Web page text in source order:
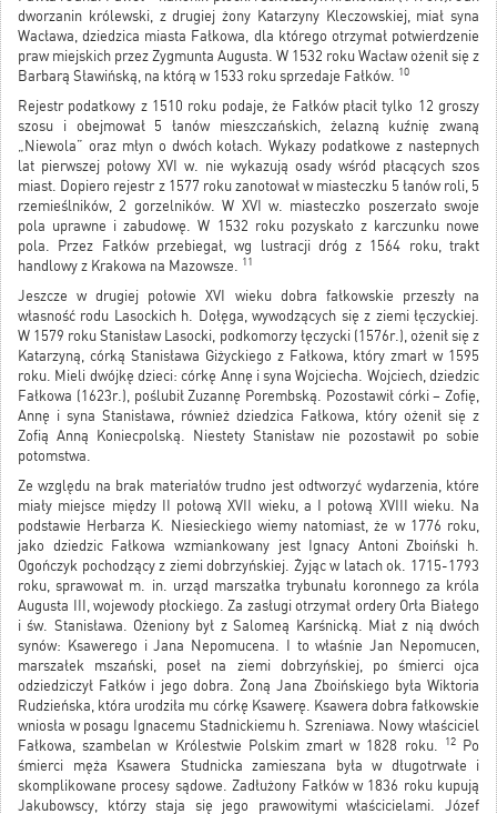
dworzanin królewski, z drugiej żony Katarzyny Kleczowskiej, miał syna
Wacława, dziedzica miasta Fałkowa, dla którego otrzymał potwierdzenie
praw miejskich przez Zygmunta Augusta. W 1532 roku Wacław ożenił się z
Barbarą Sławińską, na którą w 1533 roku sprzedaje Fałków. 10
Rejestr podatkowy z 1510 roku podaje, że Fałków płacił tylko 12 groszy
szosu i obejmował 5 łanów mieszczańskich, żelazną kuźnię zwaną
„Niewola” oraz młyn o dwóch kołach. Wykazy podatkowe z nastepnych
lat pierwszej połowy XVI w. nie wykazują osady wśród płacących szos
miast. Dopiero rejestr z 1577 roku zanotował w miasteczku 5 łanów roli, 5
rzemieślników, 2 gorzelników. W XVI w. miasteczko poszerzało swoje
pola uprawne i zabudowę. W 1532 roku pozyskało z karczunku nowe
pola. Przez Fałków przebiegał, wg lustracji dróg z 1564 roku, trakt
handlowy z Krakowa na Mazowsze. 11
Jeszcze w drugiej połowie XVI wieku dobra fałkowskie przeszły na
własność rodu Lasockich h. Dołęga, wywodzących się z ziemi łęczyckiej.
W 1579 roku Stanisław Lasocki, podkomorzy łęczycki (1576r.), ożenił się z
Katarzyną, córką Stanisława Giżyckiego z Fałkowa, który zmarł w 1595
roku. Mieli dwójkę dzieci: córkę Annę i syna Wojciecha. Wojciech, dziedzic
Fałkowa (1623r.), poślubił Zuzannę Porembską. Pozostawił córki – Zofię,
Annę i syna Stanisława, również dziedzica Fałkowa, który ożenił się z
Zofią Anną Koniecpolską. Niestety Stanisław nie pozostawił po sobie
potomstwa.
Ze względu na brak materiałów trudno jest odtworzyć wydarzenia, które
miały miejsce między II połową XVII wieku, a I połową XVIII wieku. Na
podstawie Herbarza K. Niesieckiego wiemy natomiast, że w 1776 roku,
jako dziedzic Fałkowa wzmiankowany jest Ignacy Antoni Zboiński h.
Ogończyk pochodzący z ziemi dobrzyńskiej. Żyjąc w latach ok. 1715-1793
roku, sprawował m. in. urząd marszałka trybunału koronnego za króla
Augusta III, wojewody płockiego. Za zasługi otrzymał ordery Orła Białego
i św. Stanisława. Ożeniony był z Salomeą Karśnicką. Miał z nią dwóch
synów: Ksawerego i Jana Nepomucena. I to właśnie Jan Nepomucen,
marszałek mszański, poseł na ziemi dobrzyńskiej, po śmierci ojca
odziedziczył Fałków i jego dobra. Żoną Jana Zboińskiego była Wiktoria
Rudzieńska, która urodziła mu córkę Ksawerę. Ksawera dobra fałkowskie
wniosła w posagu Ignacemu Stadnickiemu h. Szreniawa. Nowy właściciel
Fałkowa, szambelan w Królestwie Polskim zmarł w 1828 roku.
12Po
śmierci męża Ksawera Studnicka zamieszana była w długotrwałe i
skomplikowane procesy sądowe. Zadłużony Fałków w 1836 roku kupują
Jakubowscy, którzy staja się jego prawowitymi właścicielami. Józef